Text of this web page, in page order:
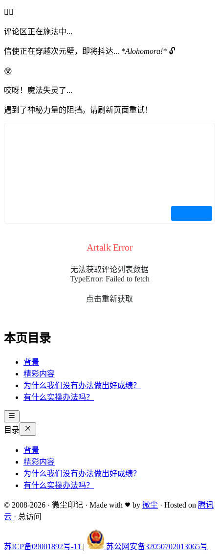
🧙‍♂️
评论区正在施法中...
信使正在穿越次元壁，即将抖达... *Alohomora!* 🔓
😵
哎呀！魔法失灵了...
遇到了神秘力量的阻挡。请刷新页面重试！
Artalk Error
无法获取评论列表数据
TypeError: Failed to fetch
点击重新获取
本页目录
背景
精彩内容
为什么我们没有办法做出好成绩？
有什么实操办法吗？
目录
背景
精彩内容
为什么我们没有办法做出好成绩？
有什么实操办法吗？
© 2008-2026 · 微尘印记 · Made with by 微尘 · Hosted on 腾讯
云 · 总访问
苏ICP备09001892号-11 | 苏公网安备32050702013065号